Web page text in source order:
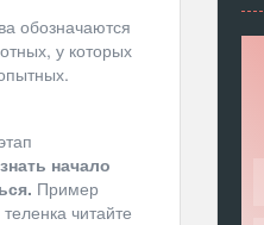
обозначаются
у которых
начало
Пример
читайте